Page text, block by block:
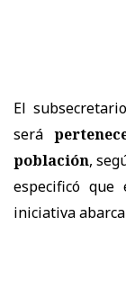
El
será
población,
especificó
iniciativa